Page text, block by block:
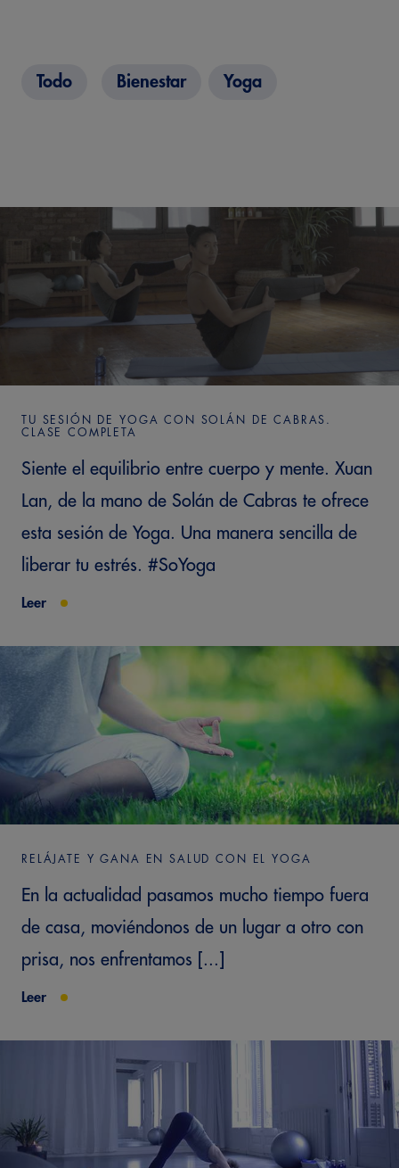
Todo Bienestar Yoga
TU SESIÓN DE YOGA CON SOLÁN DE CABRAS.
CLASE COMPLETA
Siente el equilibrio entre cuerpo y mente. Xuan
Lan, de la mano de Solán de Cabras te ofrece
esta sesión de Yoga. Una manera sencilla de
liberar tu estrés. #SoYoga
Leer
RELÁJATE Y GANA EN SALUD CON EL YOGA
En la actualidad pasamos mucho tiempo fuera
de casa, moviéndonos de un lugar a otro con
prisa, nos enfrentamos [...]
Leer